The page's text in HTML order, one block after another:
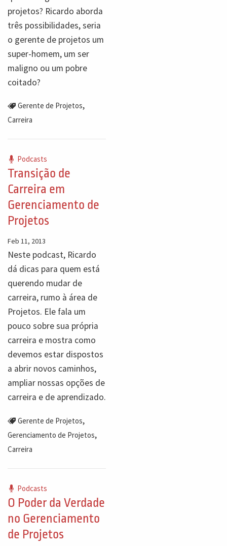
projetos? Ricardo aborda
três possibilidades, seria
o gerente de projetos um
super-homem, um ser
maligno ou um pobre
coitado?
Gerente de Projetos,
Carreira
Podcasts
Transição de
Carreira em
Gerenciamento de
Projetos
Feb 11, 2013
Neste podcast, Ricardo
dá dicas para quem está
querendo mudar de
carreira, rumo à área de
Projetos. Ele fala um
pouco sobre sua própria
carreira e mostra como
devemos estar dispostos
a abrir novos caminhos,
ampliar nossas opções de
carreira e de aprendizado.
Gerente de Projetos,
Gerenciamento de Projetos,
Carreira
Podcasts
O Poder da Verdade
no Gerenciamento
de Projetos